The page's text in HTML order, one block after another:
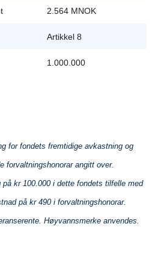
2.564 MNOK
Artikkel 8
1.000.000
for fondets fremtidige avkastning og
forvaltningshonorar angitt over.
kr 100.000 i dette fondets tilfelle med
på kr 490 i forvaltningshonorar.
Høyvannsmerke anvendes.